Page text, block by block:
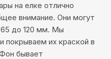
на елке отлично
внимание. Они могут
65 до 120 мм. Мы
покрываем их краской в
бывает